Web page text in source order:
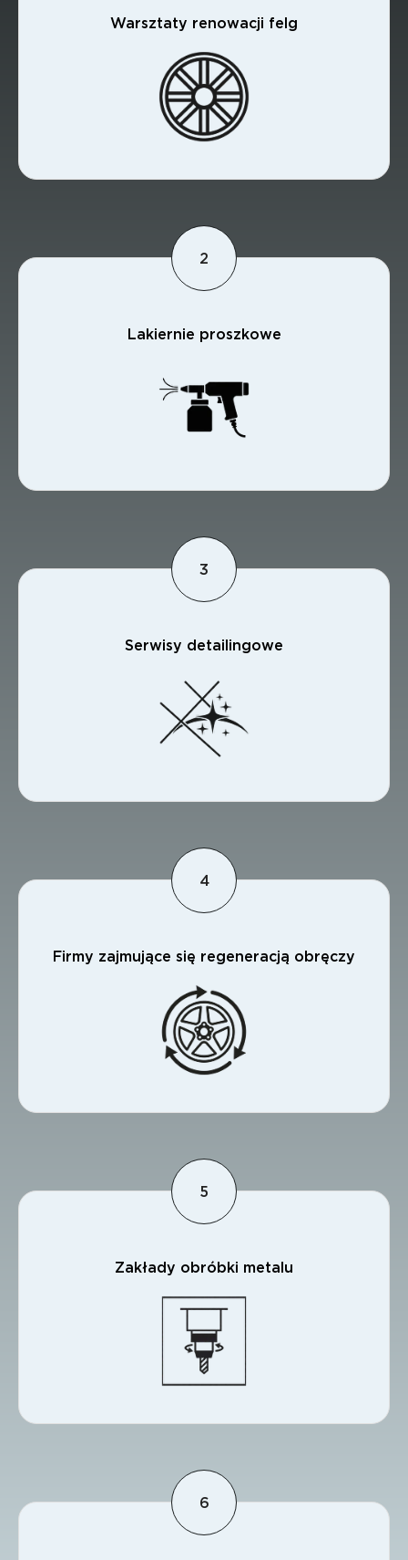
Warsztaty renowacji felg
Lakiernie proszkowe
Serwisy detailingowe
Firmy zajmujące się regeneracją obręczy
Zakłady obróbki metalu